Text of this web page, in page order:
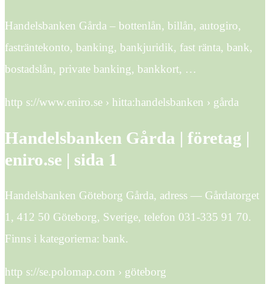
Handelsbanken Gårda – bottenlån, billån, autogiro,
fasträntekonto, banking, bankjuridik, fast ränta, bank,
bostadslån, private banking, bankkort, …
http s://www.eniro.se › hitta:handelsbanken › gårda
Handelsbanken Gårda | företag |
eniro.se | sida 1
Handelsbanken Göteborg Gårda, adress — Gårdatorget
1, 412 50 Göteborg, Sverige, telefon 031-335 91 70.
Finns i kategorierna: bank.
http s://se.polomap.com › göteborg